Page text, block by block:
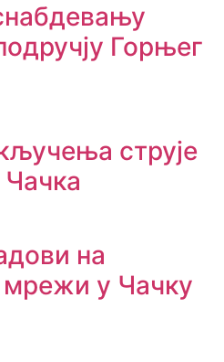
Горњег
струје
Чачка
на
мрежи у Чачку